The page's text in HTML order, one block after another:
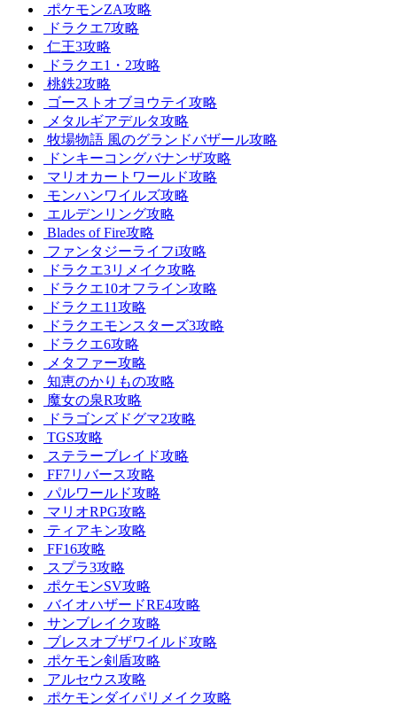
ポケモンZA攻略
ドラクエ7攻略
仁王3攻略
ドラクエ1・2攻略
桃鉄2攻略
ゴーストオブヨウテイ攻略
メタルギアデルタ攻略
牧場物語 風のグランドバザール攻略
ドンキーコングバナンザ攻略
マリオカートワールド攻略
モンハンワイルズ攻略
エルデンリング攻略
Blades of Fire攻略
ファンタジーライフi攻略
ドラクエ3リメイク攻略
ドラクエ10オフライン攻略
ドラクエ11攻略
ドラクエモンスターズ3攻略
ドラクエ6攻略
メタファー攻略
知恵のかりもの攻略
魔女の泉R攻略
ドラゴンズドグマ2攻略
TGS攻略
ステラーブレイド攻略
FF7リバース攻略
パルワールド攻略
マリオRPG攻略
ティアキン攻略
FF16攻略
スプラ3攻略
ポケモンSV攻略
バイオハザードRE4攻略
サンブレイク攻略
ブレスオブザワイルド攻略
ポケモン剣盾攻略
アルセウス攻略
ポケモンダイパリメイク攻略